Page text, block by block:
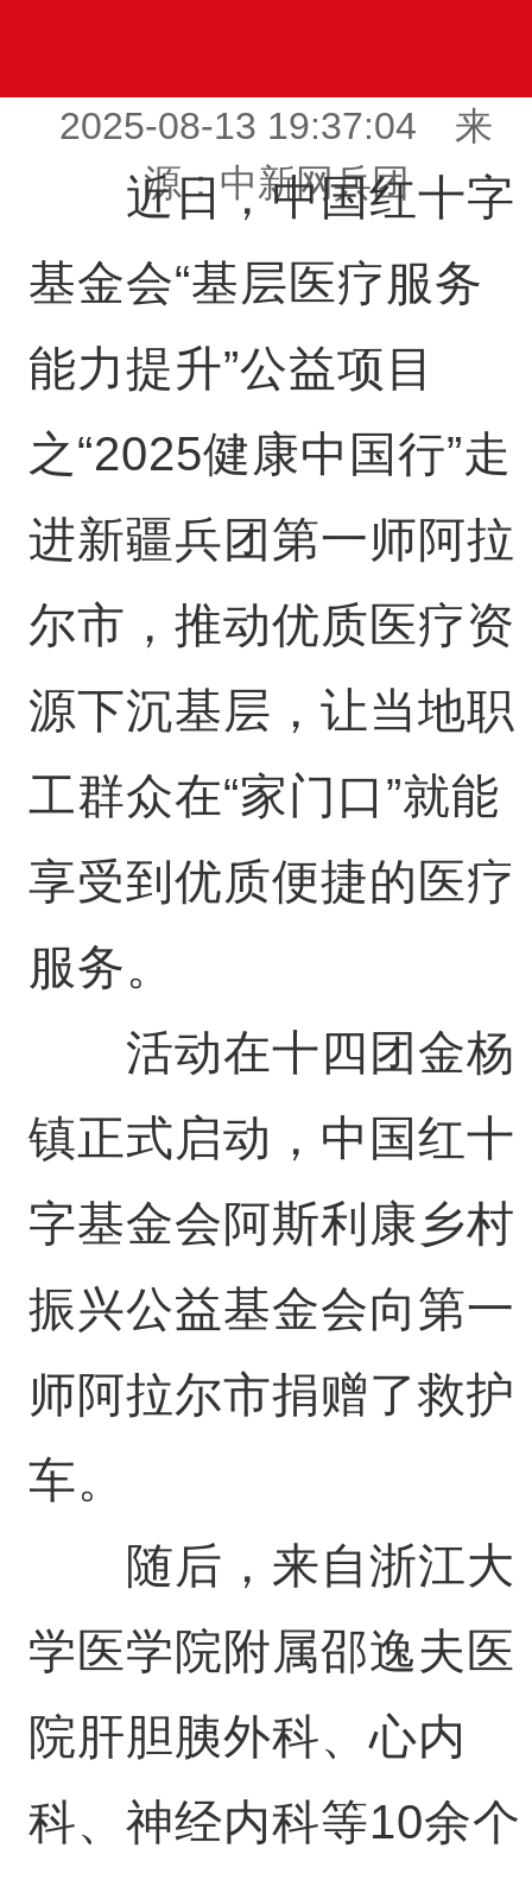
2025-08-13 19:37:04 来
源：中新网兵团
近日，中国红十字
基金会“基层医疗服务
能力提升”公益项目
之“2025健康中国行”走
进新疆兵团第一师阿拉
尔市，推动优质医疗资
源下沉基层，让当地职
工群众在“家门口”就能
享受到优质便捷的医疗
服务。
活动在十四团金杨
镇正式启动，中国红十
字基金会阿斯利康乡村
振兴公益基金会向第一
师阿拉尔市捐赠了救护
车。
随后，来自浙江大
学医学院附属邵逸夫医
院肝胆胰外科、心内
科、神经内科等10余个